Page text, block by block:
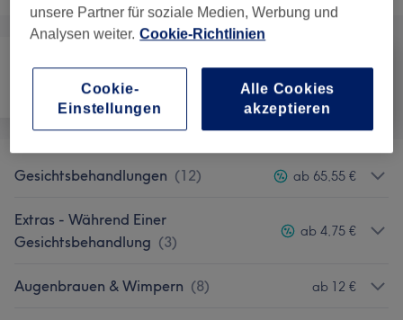
Haarentfernung Körper
Gesichtsbehandlungen (12) ab 65,55 €
Extras - Während Einer
Gesichtsbehandlung (3)
ab 4,75 €
Augenbrauen & Wimpern (8) ab 12 €
unsere Partner für soziale Medien, Werbung und
Analysen weiter. Cookie-Richtlinien
Cookie-
Einstellungen
Alle Cookies
akzeptieren